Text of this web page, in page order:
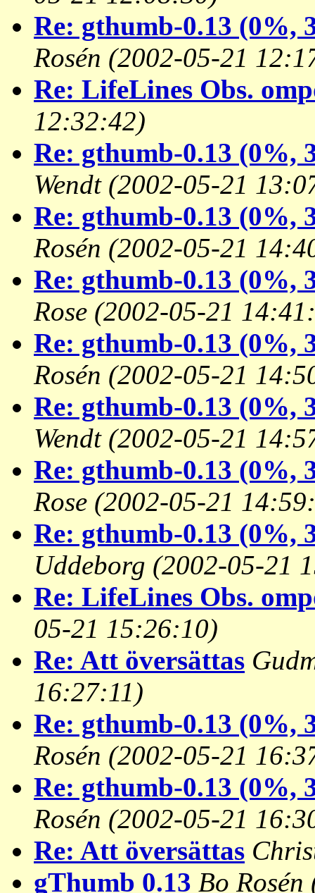
Re: gthumb-0.13 (0%,
Rosén (2002-05-21
Re: LifeLines Obs.
12:32:42)
Re: gthumb-0.13 (0%,
Wendt (2002-05-21
Re: gthumb-0.13 (0%,
Rosén (2002-05-21
Re: gthumb-0.13 (0%,
Rose (2002-05-21
Re: gthumb-0.13 (0%,
Rosén (2002-05-21
Re: gthumb-0.13 (0%,
Wendt (2002-05-21
Re: gthumb-0.13 (0%,
Rose (2002-05-21
Re: gthumb-0.13 (0%,
Uddeborg (2002-05-21
Re: LifeLines Obs.
05-21 15:26:10)
Re: Att översättas
16:27:11)
Re: gthumb-0.13 (0%,
Rosén (2002-05-21
Re: gthumb-0.13 (0%,
Rosén (2002-05-21
Re: Att översättas
gThumb 0.13 Bo Rosén